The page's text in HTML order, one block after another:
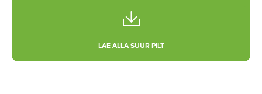
LAE ALLA SUUR PILT